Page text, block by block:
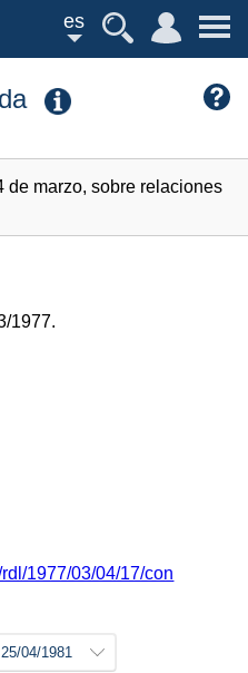
es
de marzo, sobre relaciones
1977.
1977/03/04/17/con
04/1981